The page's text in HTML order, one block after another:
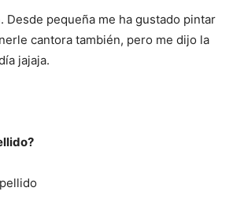
Desde pequeña me ha gustado pintar
cantora también, pero me dijo la
jajaja.